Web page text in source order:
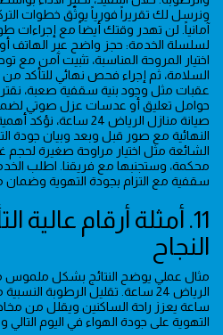
ونرسل لك تقريراً فورياً يوثّق خطوات
آمانياً. لن تهدر وقتك أيضاً مع إجراءات
لسلسلة الخدمة: حجز واضح عبر الهاتف
اختيار المروحة المناسبة، تثبيت آمن مع
السلامة، ثم إجراء فحص نهائي للتأكد من
عقبات مثل وجود بنية سقفية صعبة،
حوامل تعليق أو عدسات عزل صوتي
صيانة منازل الرياض 24
النهائية مع صور قبل وبعد وبيان جودة
الشائعة مثل اختيار مراوحة صغيرة لحجم
محكمة، وستجنبها مع فريقنا. اطلب
سقفية مع التزام بجودة التهوية وضمان
11. أمثلة أرقام عالية
النجاح
مثال عملي يوضح النتائج بشكل ملموس
ساعة يعزز راحة الساكنين ويقلل من
التهوية على جودة الهواء في اليوم